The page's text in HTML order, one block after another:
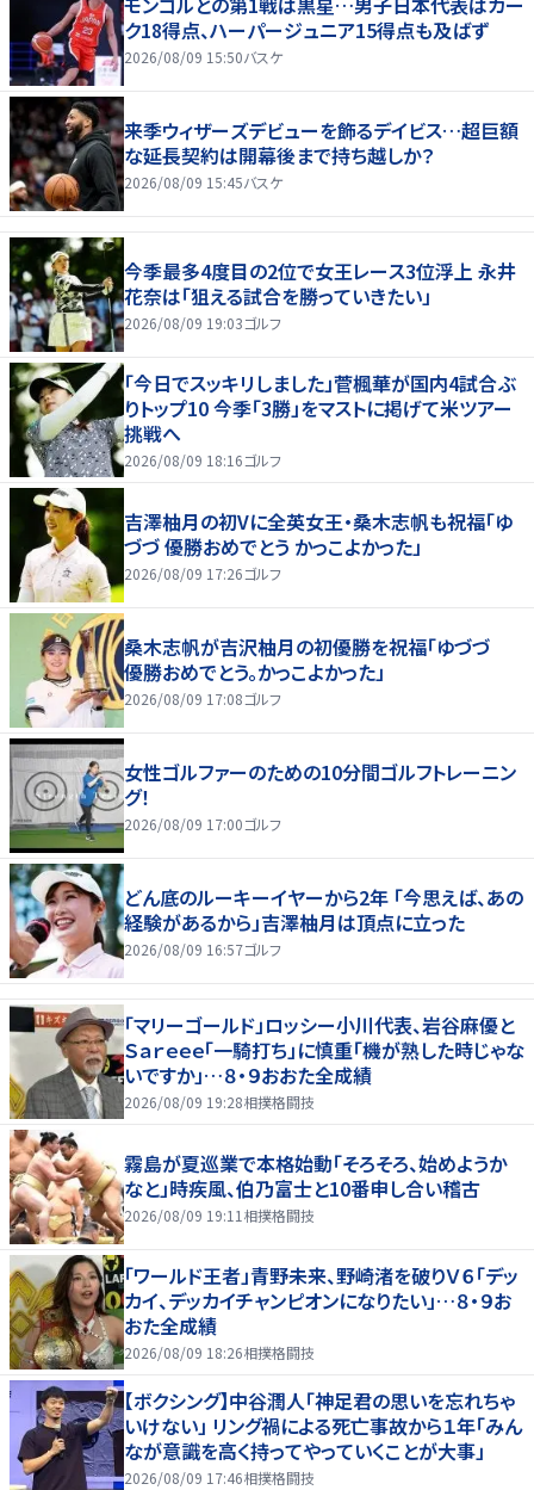
ク18得点、ハーパージュニア15得点も及ばず
2026/08/09 15:50バスケ
来季ウィザーズデビューを飾るデイビス…超巨額
な延長契約は開幕後まで持ち越しか？
2026/08/09 15:45バスケ
今季最多4度目の2位で女王レース3位浮上 永井
花奈は「狙える試合を勝っていきたい」
2026/08/09 19:03ゴルフ
「今日でスッキリしました」菅楓華が国内4試合ぶ
りトップ10 今季「3勝」をマストに掲げて米ツアー
挑戦へ
2026/08/09 18:16ゴルフ
吉澤柚月の初Vに全英女王・桑木志帆も祝福「ゆ
づづ 優勝おめでとう かっこよかった」
2026/08/09 17:26ゴルフ
桑木志帆が吉沢柚月の初優勝を祝福「ゆづづ
優勝おめでとう。かっこよかった」
2026/08/09 17:08ゴルフ
女性ゴルファーのための10分間ゴルフトレーニン
グ！
2026/08/09 17:00ゴルフ
どん底のルーキーイヤーから2年 「今思えば、あの
経験があるから」吉澤柚月は頂点に立った
2026/08/09 16:57ゴルフ
「マリーゴールド」ロッシー小川代表、岩谷麻優と
Ｓａｒｅｅｅ「一騎打ち」に慎重「機が熟した時じゃな
いですか」…８・９おおた全成績
2026/08/09 19:28相撲格闘技
霧島が夏巡業で本格始動「そろそろ、始めようか
なと」時疾風、伯乃富士と10番申し合い稽古
2026/08/09 19:11 相撲格闘技
「ワールド王者」青野未来、野崎渚を破りＶ６「デッ
カイ、デッカイチャンピオンになりたい」…８・９お
おた全成績
2026/08/09 18:26相撲格闘技
【ボクシング】中谷潤人「神足君の思いを忘れちゃ
いけない」 リング禍による死亡事故から１年「みん
なが意識を高く持ってやっていくことが大事」
2026/08/09 17:46相撲格闘技